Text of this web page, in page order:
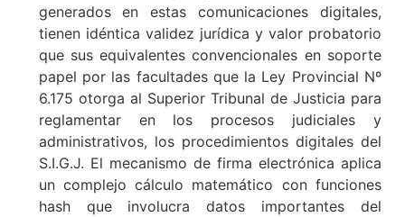
generados en estas comunicaciones digitales,
tienen idéntica validez jurídica y valor probatorio
que sus equivalentes convencionales en soporte
papel por las facultades que la Ley Provincial Nº
6.175 otorga al Superior Tribunal de Justicia para
reglamentar en los procesos judiciales y
administrativos, los procedimientos digitales del
S.I.G.J. El mecanismo de firma electrónica aplica
un complejo cálculo matemático con funciones
hash que involucra datos importantes del